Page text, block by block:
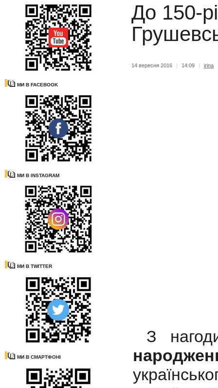
МИ В FACEBOOK
МИ В INSTAGRAM
МИ В TWITTER
МИ В СМАРТФОНІ
До 150-
14 вересня 2016 | 14:09 | irina
З